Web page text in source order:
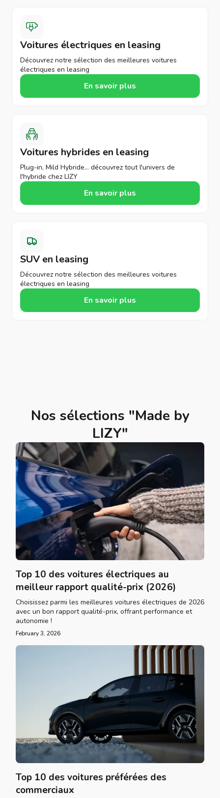
Voitures électriques en leasing
Découvrez notre sélection des meilleures voitures
électriques en leasing
En savoir plus
Voitures hybrides en leasing
Plug-in, Mild Hybride... découvrez tout l'univers de
l'hybride chez LIZY
En savoir plus
SUV en leasing
Découvrez notre sélection des meilleures voitures
électriques en leasing
En savoir plus
Nos sélections "Made by
LIZY"
Top 10 des voitures électriques au
meilleur rapport qualité-prix (2026)
Choisissez parmi les meilleures voitures électriques de 2026
avec un bon rapport qualité-prix, offrant performance et
autonomie !
February 3, 2026
Top 10 des voitures préférées des
commerciaux